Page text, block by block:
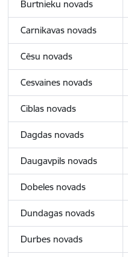
Burtnieku novads
Carnikavas novads
Cēsu novads
Cesvaines novads
Ciblas novads
Dagdas novads
Daugavpils novads
Dobeles novads
Dundagas novads
Durbes novads